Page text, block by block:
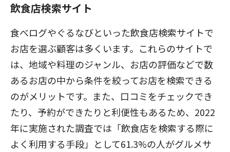
飲食店検索サイト
食べログやぐるなびといった飲食店検索サイトで
お店を選ぶ顧客は多くいます。これらのサイトで
は、地域や料理のジャンル、お店の評価などで数
あるお店の中から条件を絞ってお店を検索できる
のがメリットです。また、口コミをチェックでき
たり、予約ができたりと利便性もあるため、2022
年に実施された調査では「飲食店を検索する際に
よく利用する手段」として61.3%の人がグルメサ